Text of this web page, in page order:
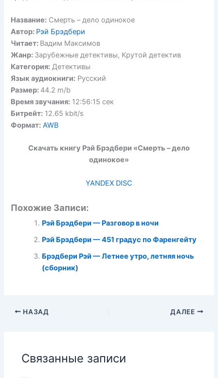
Название: Смерть – дело одинокое
Автор: Рэй Брэдбери
Читает: Вадим Максимов
Жанр: Зарубежные детективы, Крутой детектив
Категория: Детективы
Язык аудиокниги: Русский
Размер: 44.2 m/b
Время звучания: 12:56:15 сек
Битрейт: 12.65 kbit/s
Формат: AWB
Скачать книгу Рэй Брэдбери «Смерть – дело
одинокое»
YANDEX DISC
Похожие Записи:
Рэй Брэдбери — Разговор в ночи
Рэй Брэдбери — 451 градус по Фаренгейту
Брэдбери Рэй — Летнее утро, летняя ночь
(сборник)
НАЗАД ДАЛЕЕ
Связанные записи